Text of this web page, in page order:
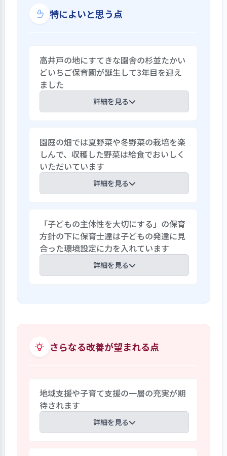
特によいと思う点
高井戸の地にすてきな園舎の杉並たかい
どいちご保育園が誕生して3年目を迎え
ました
詳細を見る
人福翠会が都内に設立した3園目の保育園
で開園3年目を迎えました。新しく建設さ
れた園舎はゆとりあるスペースの中にテラ
スをコの字型に囲むように保育室が並んで
います。園舎の中心にはオオシマザクラの
てくれます。園庭は遊び廻って自然と触れ
合えるように畑があり植栽も豊かです。こ
うした環境の中で「子どもの主体性を育
てる保育」の保育方針の下で、子どもの思
いや気持ち、意見を尊重して一人ひとり
が自主性を発揮しながら成長していける
園庭の畑では夏野菜や冬野菜の栽培を楽
しんで、収穫した野菜は給食でおいしく
いただいています
詳細を見る
レッシングやパテも工夫しながら、おい
しい給食を提供しています。日本の郷土料
理を取り入れ、郷土料理マップの「食べ
た県」は次々と増えています。食育活動も
活発に展開し、園庭の畑では夏野菜や冬
穫した野菜は給食でおいしくいただきま
年はお米作りにも初めて挑戦しましたが
ます。夏まつりのかき氷にはみんなで作っ
「子どもの主体性を大切にする」の保育
方針の下に保育士達は子どもの発達に見
合った環境設定に力を入れています
詳細を見る
択制保育を行う中で子どもの集中力、決
士たちは子どもが自ら考え、主体性を持
す。食べる、寝る、遊ぶところを分けてい
ます。ゾーン保育では絵・ブロック・まま
ごと・制作などの各ゾーンに分け子どもた
ちは自ら遊びを選択しています。好きな遊
さらなる改善が望まれる点
地域支援や子育て支援の一層の充実が期
待されます
詳細を見る